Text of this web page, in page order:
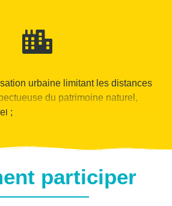
urbaine limitant les distances
du patrimoine naturel,
;
participer